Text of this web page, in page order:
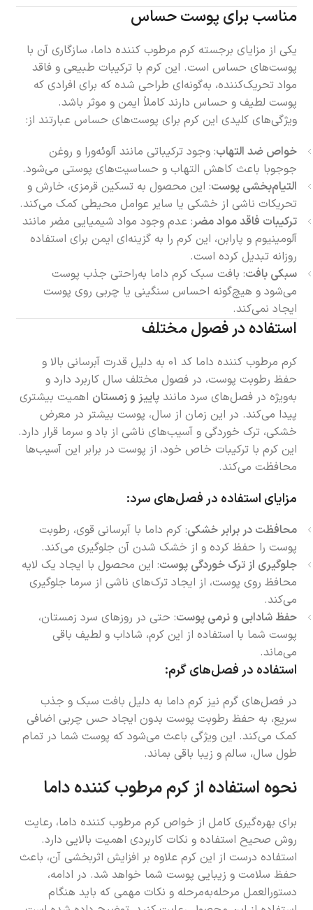
مناسب برای پوست حساس
یکی از مزایای برجسته کرم مرطوب کننده داما، سازگاری آن با
پوست‌های حساس است. این کرم با ترکیبات طبیعی و فاقد
مواد تحریک‌کننده، به‌گونه‌ای طراحی شده که برای افرادی که
پوست لطیف و حساس دارند کاملاً ایمن و موثر باشد.
ویژگی‌های کلیدی این کرم برای پوست‌های حساس عبارتند از:
خواص ضد التهاب: وجود ترکیباتی مانند آلوئه‌ورا و روغن
جوجوبا باعث کاهش التهاب و حساسیت‌های پوستی می‌شود.
التیام‌بخشی پوست: این محصول به تسکین قرمزی، خارش و
تحریکات ناشی از خشکی یا سایر عوامل محیطی کمک می‌کند.
ترکیبات فاقد مواد مضر: عدم وجود مواد شیمیایی مضر مانند
آلومینیوم و پارابن، این کرم را به گزینه‌ای ایمن برای استفاده
روزانه تبدیل کرده است.
سبکی بافت: بافت سبک کرم داما به‌راحتی جذب پوست
می‌شود و هیچ‌گونه احساس سنگینی یا چربی روی پوست
ایجاد نمی‌کند.
استفاده در فصول مختلف
کرم مرطوب کننده داما کد 01 به دلیل قدرت آبرسانی بالا و
حفظ رطوبت پوست، در فصول مختلف سال کاربرد دارد و
به‌ویژه در فصل‌های سرد مانندپاییز و زمستان اهمیت بیشتری
پیدا می‌کند. در این زمان از سال، پوست بیشتر در معرض
خشکی، ترک خوردگی و آسیب‌های ناشی از باد و سرما قرار دارد.
این کرم با ترکیبات خاص خود، از پوست در برابر این آسیب‌ها
محافظت می‌کند.
مزایای استفاده در فصل‌های سرد:
محافظت در برابر خشکی: کرم داما با آبرسانی قوی، رطوبت
پوست را حفظ کرده و از خشک شدن آن جلوگیری می‌کند.
جلوگیری از ترک خوردگی پوست: این محصول با ایجاد یک لایه
محافظ روی پوست، از ایجاد ترک‌های ناشی از سرما جلوگیری
می‌کند.
حفظ شادابی و نرمی پوست: حتی در روزهای سرد زمستان،
پوست شما با استفاده از این کرم، شاداب و لطیف باقی
می‌ماند.
استفاده در فصل‌های گرم:
در فصل‌های گرم نیز کرم داما به دلیل بافت سبک و جذب
سریع، به حفظ رطوبت پوست بدون ایجاد حس چربی اضافی
کمک می‌کند. این ویژگی باعث می‌شود که پوست شما در تمام
طول سال، سالم و زیبا باقی بماند.
نحوه استفاده از کرم مرطوب کننده داما
برای بهره‌گیری کامل از خواص کرم مرطوب کننده داما، رعایت
روش صحیح استفاده و نکات کاربردی اهمیت بالایی دارد.
استفاده درست از این کرم علاوه بر افزایش اثربخشی آن، باعث
حفظ سلامت و زیبایی پوست شما خواهد شد. در ادامه،
دستورالعمل مرحله‌به‌مرحله و نکات مهمی که باید هنگام